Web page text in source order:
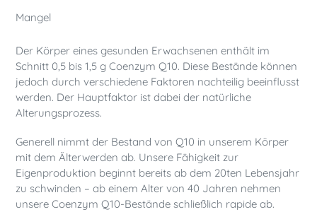
Mangel
Der Körper eines gesunden Erwachsenen enthält im
Schnitt 0,5 bis 1,5 g Coenzym Q10. Diese Bestände können
jedoch durch verschiedene Faktoren nachteilig beeinflusst
werden. Der Hauptfaktor ist dabei der natürliche
Alterungsprozess.
Generell nimmt der Bestand von Q10 in unserem Körper
mit dem Älterwerden ab. Unsere Fähigkeit zur
Eigenproduktion beginnt bereits ab dem 20ten Lebensjahr
zu schwinden – ab einem Alter von 40 Jahren nehmen
unsere Coenzym Q10-Bestände schließlich rapide ab.